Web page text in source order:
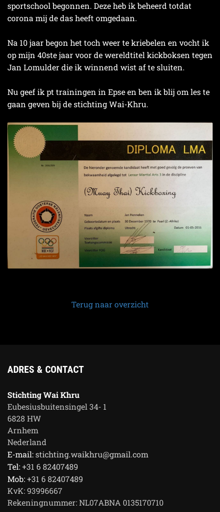
sportschool begonnen. Deze heb ik beheerd totdat
corona mij de das heeft omgedaan.
Na 10 jaar begon het toch weer te kriebelen en vocht ik
op mijn 40ste jaar voor de wereldtitel kickboksen tegen
Jan Lomulder die ik winnend wist af te sluiten.
Nu geef ik pt trainingen in Epse en ben ik blij om les te
gaan geven bij de stichting Wai-Khru.
Terug naar overzicht
ADRES & CONTACT
Stichting Wai Khru
Eubesiusbuitensingel 34- 1
6828 HW
Arnhem
Nederland
E-mail:stichting.waikhru@gmail.com
Tel:+31 6 82407489
Mob:+31 6 82407489
KvK:93996667
Rekeningnummer:NL07ABNA 0135170710